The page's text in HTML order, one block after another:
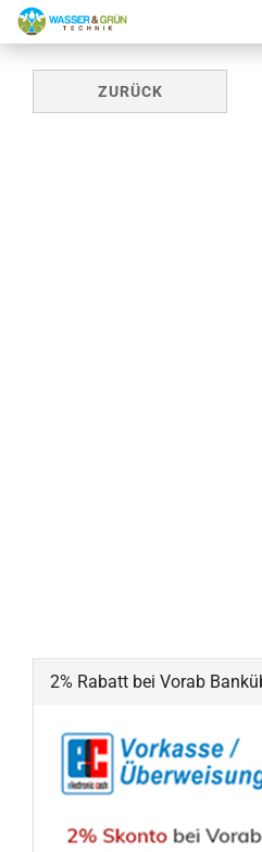
ZURÜCK
2% Rabatt bei Vorab